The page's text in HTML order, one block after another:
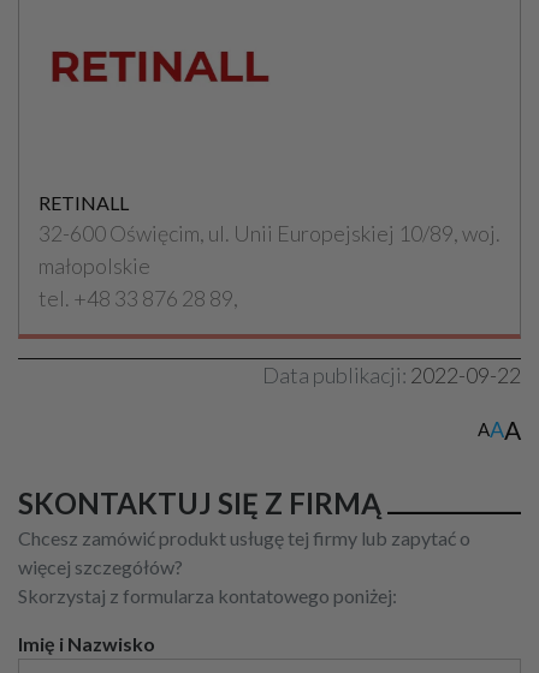
RETINALL
32-600 Oświęcim, ul. Unii Europejskiej 10/89, woj.
małopolskie
tel. +48 33 876 28 89,
Data publikacji: 2022-09-22
AAA
SKONTAKTUJ SIĘ Z FIRMĄ
Chcesz zamówić produkt usługę tej firmy lub zapytać o
więcej szczegółów?
Skorzystaj z formularza kontatowego poniżej:
Imię i Nazwisko